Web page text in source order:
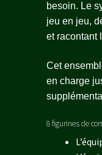
besoin. Le
jeu en jeu,
et racontant
Cet
en charge
8 figurines de